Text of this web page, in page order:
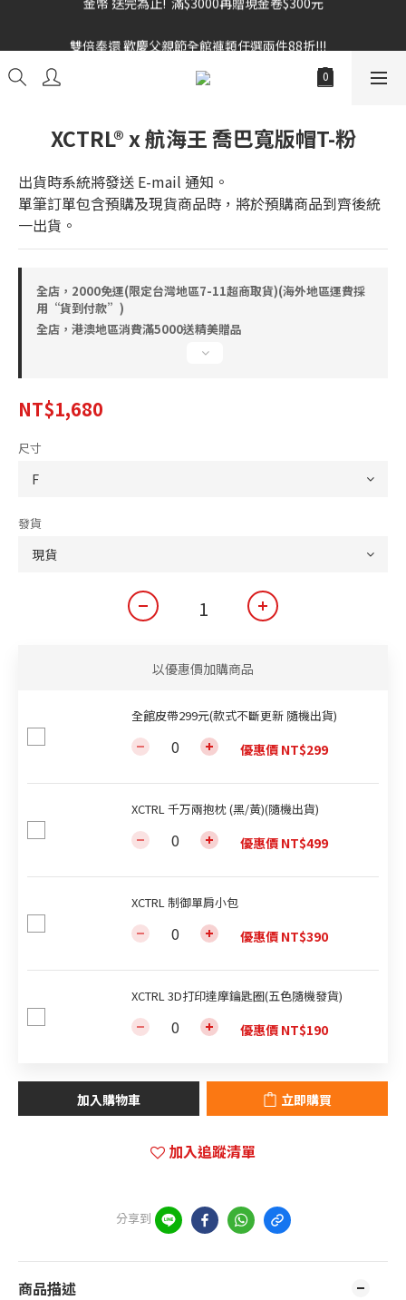
XCTRL® x 航海王 喬巴寬版帽T-粉
出貨時系統將發送 E-mail 通知。
單筆訂單包含預購及現貨商品時，將於預購商品到齊後統
一出貨。
全店，2000免運(限定台灣地區7-11超商取貨)(海外地區運費採
用“貨到付款”)
全店，港澳地區消費滿5000送精美贈品
NT$1,680
尺寸
發貨
以優惠價加購商品
全館皮帶299元(款式不斷更新 隨機出貨)
優惠價 NT$299
XCTRL 千万兩抱枕 (黑/黃)(隨機出貨)
優惠價 NT$499
XCTRL 制御單肩小包
優惠價 NT$390
XCTRL 3D打印達摩鑰匙圈(五色隨機發貨)
優惠價 NT$190
加入購物車 立即購買
加入追蹤清單
分享到
商品描述